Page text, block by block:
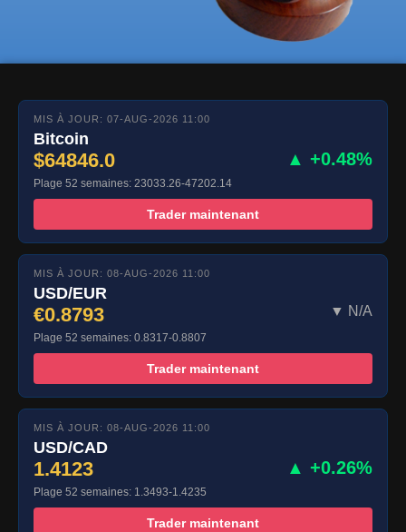
MIS À JOUR: 07-AUG-2026 11:00
Bitcoin
$64846.0 ▲ +0.48%
Plage 52 semaines: 23033.26-47202.14
Trader maintenant
MIS À JOUR: 08-AUG-2026 11:00
USD/EUR
€0.8793 ▼ N/A
Plage 52 semaines: 0.8317-0.8807
Trader maintenant
MIS À JOUR: 08-AUG-2026 11:00
USD/CAD
1.4123 ▲ +0.26%
Plage 52 semaines: 1.3493-1.4235
Trader maintenant